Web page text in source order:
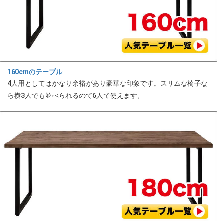
160cmのテーブル
4人用としてはかなり余裕があり豪華な印象です。スリムな椅子な
ら横3人でも並べられるので6人で使えます。